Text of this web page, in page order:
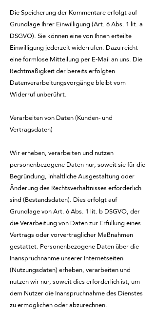
Die Speicherung der Kommentare erfolgt auf
Grundlage Ihrer Einwilligung (Art. 6 Abs. 1 lit. a
DSGVO). Sie können eine von Ihnen erteilte
Einwilligung jederzeit widerrufen. Dazu reicht
eine formlose Mitteilung per E-Mail an uns. Die
Rechtmäßigkeit der bereits erfolgten
Datenverarbeitungsvorgänge bleibt vom
Widerruf unberührt.
Verarbeiten von Daten (Kunden- und
Vertragsdaten)
Wir erheben, verarbeiten und nutzen
personenbezogene Daten nur, soweit sie für die
Begründung, inhaltliche Ausgestaltung oder
Änderung des Rechtsverhältnisses erforderlich
sind (Bestandsdaten). Dies erfolgt auf
Grundlage von Art. 6 Abs. 1 lit. b DSGVO, der
die Verarbeitung von Daten zur Erfüllung eines
Vertrags oder vorvertraglicher Maßnahmen
gestattet. Personenbezogene Daten über die
Inanspruchnahme unserer Internetseiten
(Nutzungsdaten) erheben, verarbeiten und
nutzen wir nur, soweit dies erforderlich ist, um
dem Nutzer die Inanspruchnahme des Dienstes
zu ermöglichen oder abzurechnen.